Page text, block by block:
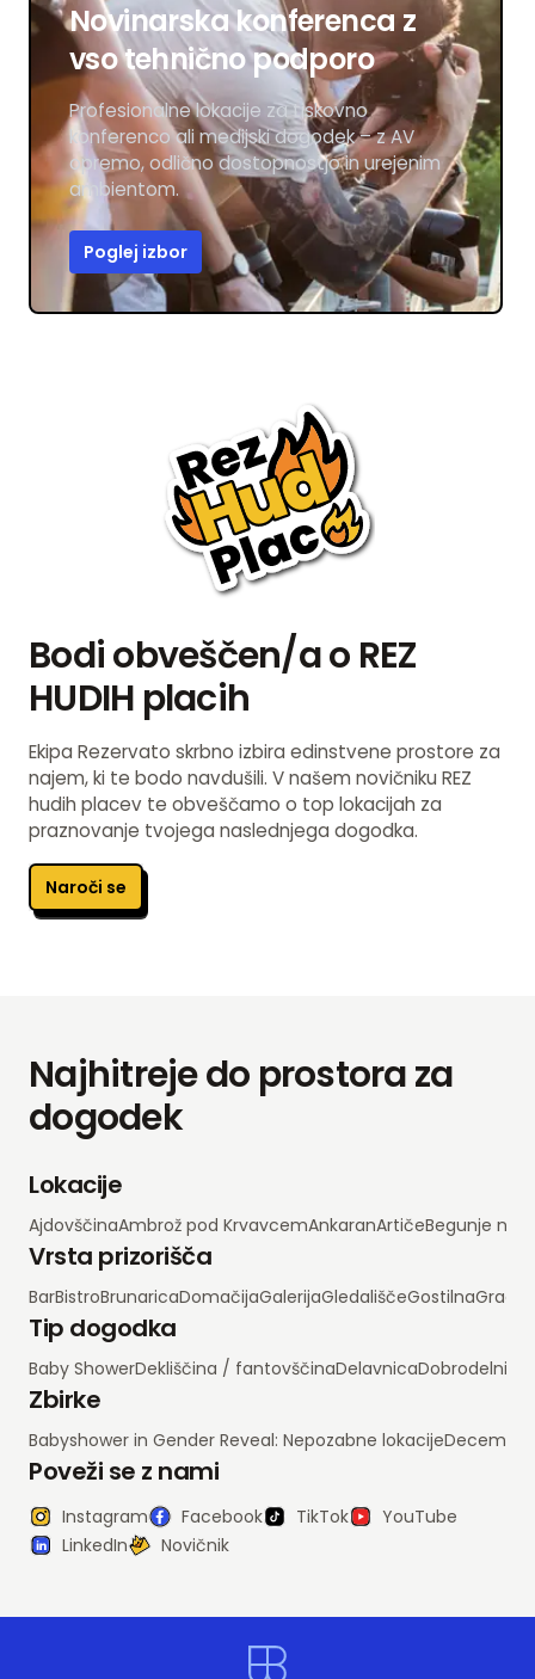
Novinarska konferenca z
vso tehnično podporo
Profesionalne lokacije za tiskovno
konferenco ali medijski dogodek – z AV
opremo, odlično dostopnostjo in urejenim
ambientom.
Poglej izbor
Bodi obveščen/a o REZ
HUDIH placih
Ekipa Rezervato skrbno izbira edinstvene prostore za
najem, ki te bodo navdušili. V našem novičniku REZ
hudih placev te obveščamo o top lokacijah za
praznovanje tvojega naslednjega dogodka.
Naroči se
Najhitreje do prostora za
dogodek
Lokacije
AjdovščinaAmbrož pod KrvavcemAnkaranArtičeBegunje na
Vrsta prizorišča
BarBistroBrunaricaDomačijaGalerijaGledališčeGostilnaGrad
Tip dogodka
Baby ShowerDekliščina / fantovščinaDelavnicaDobrodelni
Zbirke
Babyshower in Gender Reveal: Nepozabne lokacije
Poveži se z nami
Instagram Facebook TikTok
YouTube
LinkedIn
Novičnik